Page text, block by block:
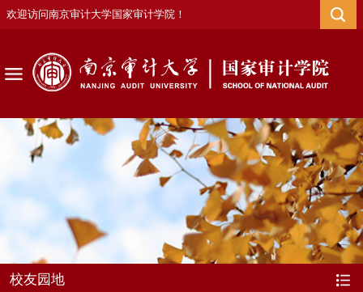
欢迎访问南京审计大学国家审计学院！
校友园地